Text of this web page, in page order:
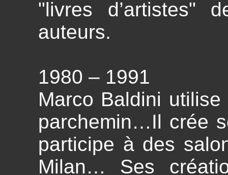
"livres d’artistes"
auteurs.
1980 – 1991
Marco Baldini
parchemin…Il crée
participe à des
Milan… Ses